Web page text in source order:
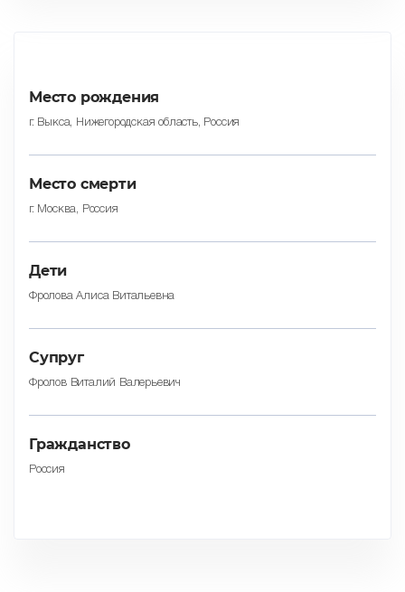
Место рождения
г. Выкса, Нижегородская область, Россия
Место смерти
г. Москва, Россия
Дети
Фролова Алиса Витальевна
Cупруг
Фролов Виталий Валерьевич
Гражданство
Россия